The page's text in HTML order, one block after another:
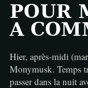
POUR
A
Hier, après-midi
Monymusk. Temps
passer dans la nuit